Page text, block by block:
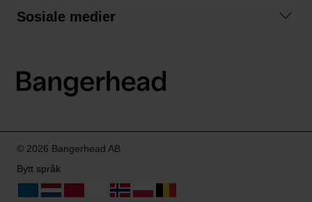
Kjøpsvilkår
Sosiale medier
LinkedIn
© 2026 Bangerhead AB
Bytt språk